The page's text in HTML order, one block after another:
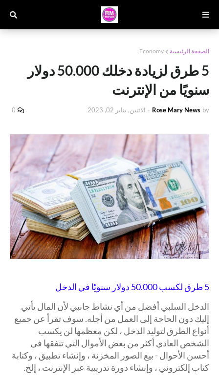
الصفحة الرئيسية Economy
5 طرق لزيادة دخلك 50.000 دولار
سنويًا من الإنترنت
by
Rose Mary News
- الاثنين, يناير 02, 2023 0
5 طرق لكسب 50.000 دولار سنويًا في الدخل
الدخل السلبي أفضل من أي نشاط جانبي لأن المال يأتي
إليك دون الحاجة إلى العمل من أجله. سوف تقرأ عن جميع
أنواع الطرق لتوليد الدخل ، لكن معظمها لن يكسب
الشخص العادي أكثر من بعض الأموال التي تنفقها في
أحسن الأحوال - بيع الصور المخزنة ، وإنشاء تطبيق ، وكتابة
كتاب إلكتروني ، وإنشاء دورة تدريبية عبر الإنترنت ، إلخ.